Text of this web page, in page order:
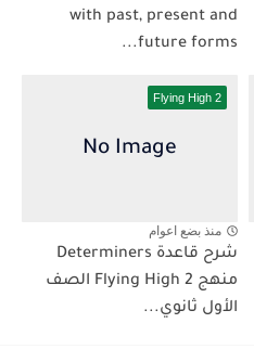
with past, present and
future forms...
Flying High 2
منذ بضع اعوام
شرح قاعدة Determiners
منهج Flying High 2 الصف
الأول ثانوي...